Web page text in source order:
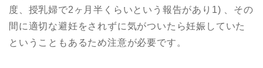
度、授乳婦で2ヶ月半くらいという報告があり1) 、その
間に適切な避妊をされずに気がついたら妊娠していた
ということもあるため注意が必要です。